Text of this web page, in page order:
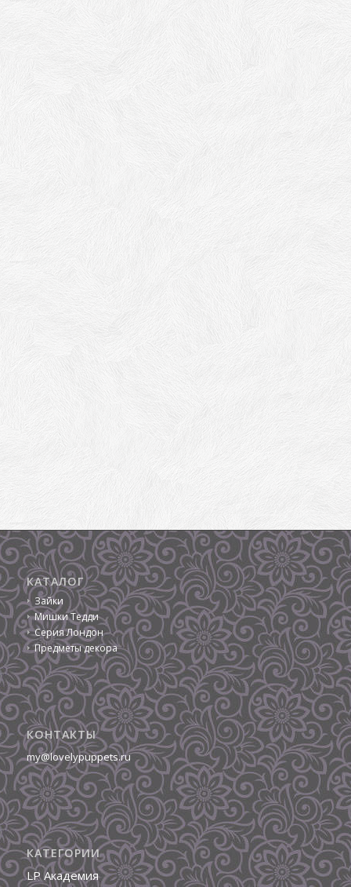
КАТАЛОГ
Зайки
Мишки Тедди
Серия Лондон
Предметы декора
КОНТАКТЫ
my@lovelypuppets.ru
КАТЕГОРИИ
LP Академия